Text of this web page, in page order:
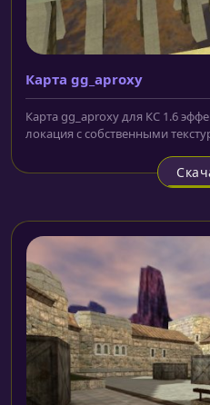
Карта gg_aproxy
Карта gg_aproxy для КС 1.6
локация с собственными